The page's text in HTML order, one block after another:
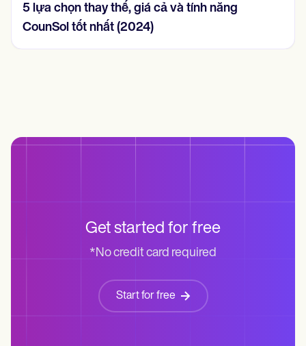
5 lựa chọn thay thế, giá cả và tính năng
CounSol tốt nhất (2024)
Get started for free
*No credit card required
Start for free